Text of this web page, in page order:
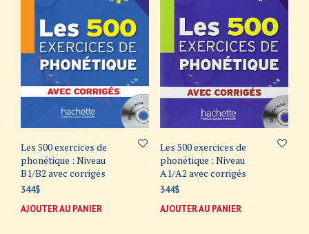
Les 500 exercices de
phonétique : Niveau
B1/B2 avec corrigés
344$
AJOUTER AU PANIER
Les 500 exercices de
phonétique : Niveau
A1/A2 avec corrigés
344$
AJOUTER AU PANIER